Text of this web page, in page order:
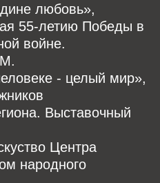
любовь»,
55-летию Победы в
войне.
- целый мир»,
Выставочный
Центра
народного